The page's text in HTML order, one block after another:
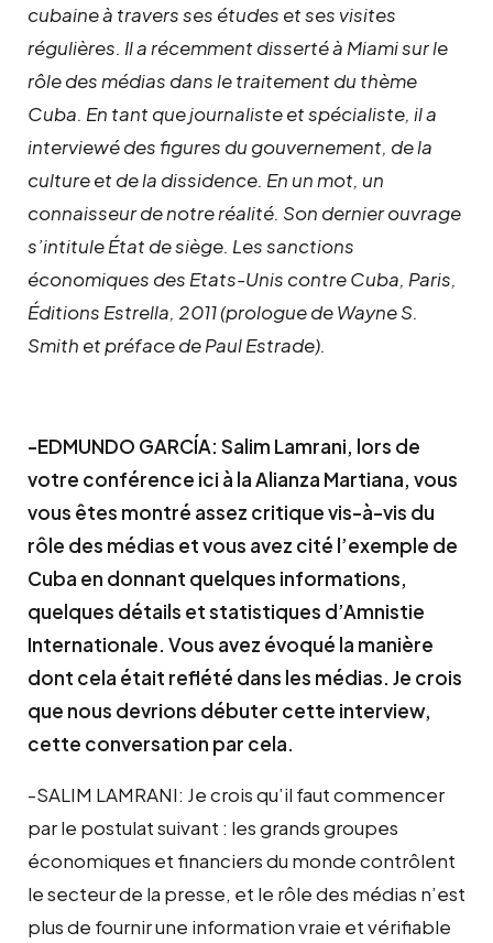
cubaine à travers ses études et ses visites
régulières. Il a récemment disserté à Miami sur le
rôle des médias dans le traitement du thème
Cuba. En tant que journaliste et spécialiste, il a
interviewé des figures du gouvernement, de la
culture et de la dissidence. En un mot, un
connaisseur de notre réalité. Son dernier ouvrage
s’intitule État de siège. Les sanctions
économiques des Etats-Unis contre Cuba, Paris,
Éditions Estrella, 2011 (prologue de Wayne S.
Smith et préface de Paul Estrade).
-EDMUNDO GARCÍA: Salim Lamrani, lors de
votre conférence ici à la Alianza Martiana, vous
vous êtes montré assez critique vis-à-vis du
rôle des médias et vous avez cité l’exemple de
Cuba en donnant quelques informations,
quelques détails et statistiques d’Amnistie
Internationale. Vous avez évoqué la manière
dont cela était reflété dans les médias. Je crois
que nous devrions débuter cette interview,
cette conversation par cela.
-SALIM LAMRANI: Je crois qu’il faut commencer
par le postulat suivant : les grands groupes
économiques et financiers du monde contrôlent
le secteur de la presse, et le rôle des médias n’est
plus de fournir une information vraie et vérifiable